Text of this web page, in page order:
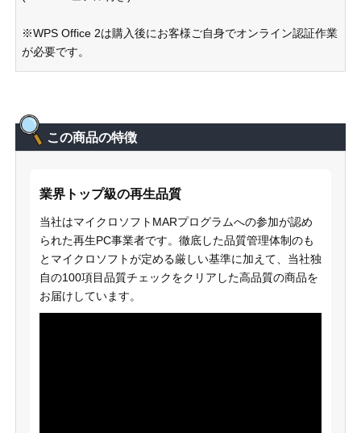
※WPS Office 2は購入後にお客様ご自身でオンライン認証作業
が必要です。
この商品の特徴
業界トップ級の再生品質
当社はマイクロソフトMARプログラムへの参加が認め
られた再生PC事業者です。徹底した品質管理体制のも
とマイクロソフトが定める厳しい基準に加えて、当社独
自の100項目品質チェックをクリアした高品質の商品を
お届けしています。